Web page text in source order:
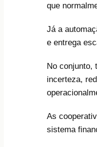
que
Já a
e entrega
No conjunto,
incerteza,
As
sistema